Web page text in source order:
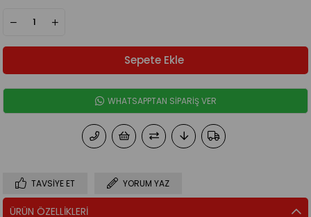
WHATSAPPTAN SİPARİŞ VER
TAVSIYE ET YORUM YAZ
ÜRÜN ÖZELLIKLERI